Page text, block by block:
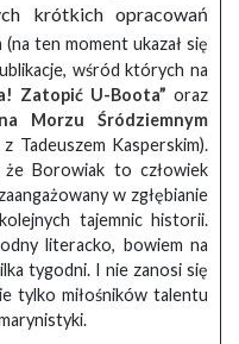
krótkich opracowań
ten moment ukazał się
wśród których na
Zatopić U-Boota” oraz
Morzu Śródziemnym
Tadeuszem Kasperskim).
Borowiak to człowiek
w zgłębianie
tajemnic historii.
literacko, bowiem na
tygodni. I nie zanosi się
tylko miłośników talentu